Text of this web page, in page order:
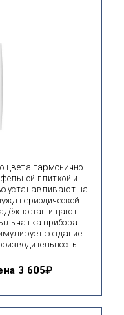
цвета гармонично
плиткой и
устанавливают на
периодической
защищают
прибора
создание
3 605₽